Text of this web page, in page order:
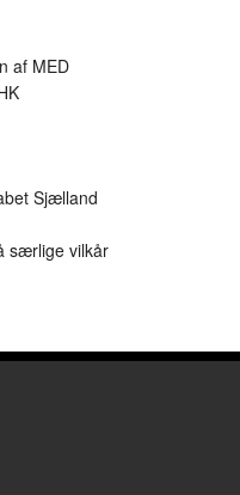
af MED
Sjælland
særlige vilkår